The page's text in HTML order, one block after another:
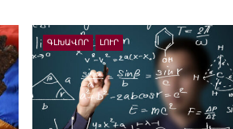
ԳԼԽԱՎՈՐ ԼՈՒՐ